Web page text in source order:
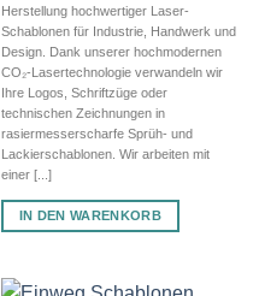
Herstellung hochwertiger Laser-
Schablonen für Industrie, Handwerk und
Design. Dank unserer hochmodernen
CO₂-Lasertechnologie verwandeln wir
Ihre Logos, Schriftzüge oder
technischen Zeichnungen in
rasiermesserscharfe Sprüh- und
Lackierschablonen. Wir arbeiten mit
einer [...]
IN DEN WARENKORB